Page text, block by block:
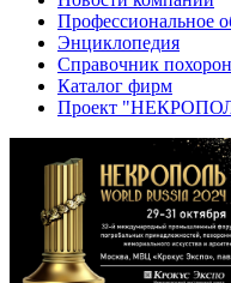
Профессиональное
Энциклопедия
Справочник
Каталог фирм
Проект